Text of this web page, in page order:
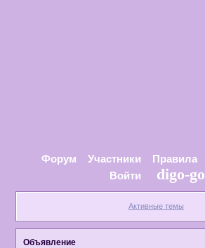
Форум Участники Правила
Войти
digo-go
Активные темы
Объявление